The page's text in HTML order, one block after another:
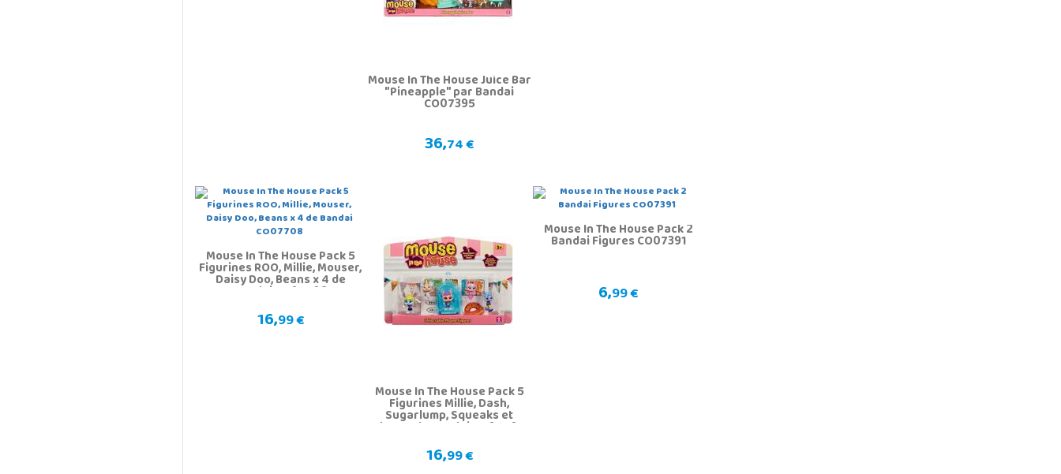
Mouse In The House Juice Bar
"Pineapple" par Bandai
CO07395
36,74 €
Mouse In The House Pack 5
Figurines ROO, Millie, Mouser,
Daisy Doo, Beans x 4 de
Bandai CO07708
16,99 €
Mouse In The House Pack 5
Figurines Millie, Dash,
Sugarlump, Squeaks et
Flower de Bandai CO07707
16,99 €
Mouse In The House Pack 2
Bandai Figures CO07391
6,99 €